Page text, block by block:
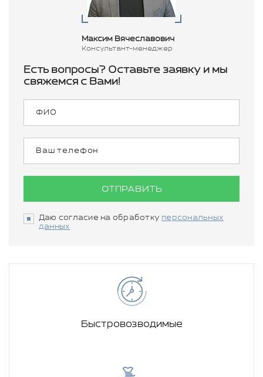
Максим Вячеславович
Консультант-менеджер
Есть вопросы? Оставьте заявку и мы
свяжемся с Вами!
ОТПРАВИТЬ
Даю согласие на обработку персональных
данных
Быстровозводимые